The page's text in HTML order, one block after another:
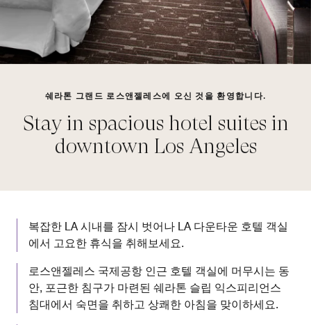
쉐라톤 그랜드 로스앤젤레스에 오신 것을 환영합니다.
Stay in spacious hotel suites in
downtown Los Angeles
복잡한 LA 시내를 잠시 벗어나 LA 다운타운 호텔 객실
에서 고요한 휴식을 취해보세요.
로스앤젤레스 국제공항 인근 호텔 객실에 머무시는 동
안, 포근한 침구가 마련된 쉐라톤 슬립 익스피리언스
침대에서 숙면을 취하고 상쾌한 아침을 맞이하세요.